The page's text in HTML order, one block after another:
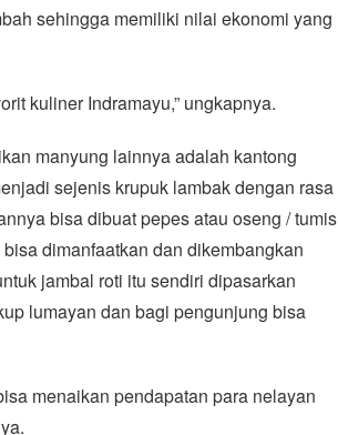
sehingga memiliki nilai ekonomi yang
kuliner Indramayu,” ungkapnya.
manyung lainnya adalah kantong
sejenis krupuk lambak dengan rasa
bisa dibuat pepes atau oseng / tumis
dimanfaatkan dan dikembangkan
jambal roti itu sendiri dipasarkan
lumayan dan bagi pengunjung bisa
menaikan pendapatan para nelayan